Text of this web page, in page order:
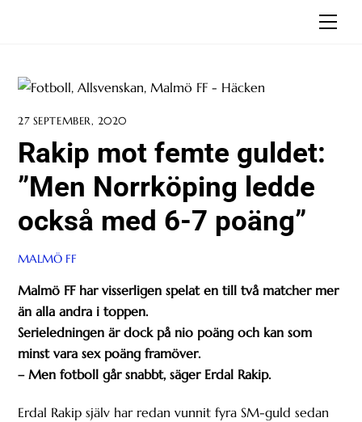
27 SEPTEMBER, 2020
Rakip mot femte guldet:
”Men Norrköping ledde
också med 6-7 poäng”
MALMÖ FF
Malmö FF har visserligen spelat en till två matcher mer
än alla andra i toppen.
Serieledningen är dock på nio poäng och kan som
minst vara sex poäng framöver.
– Men fotboll går snabbt, säger Erdal Rakip.
Erdal Rakip själv har redan vunnit fyra SM-guld sedan